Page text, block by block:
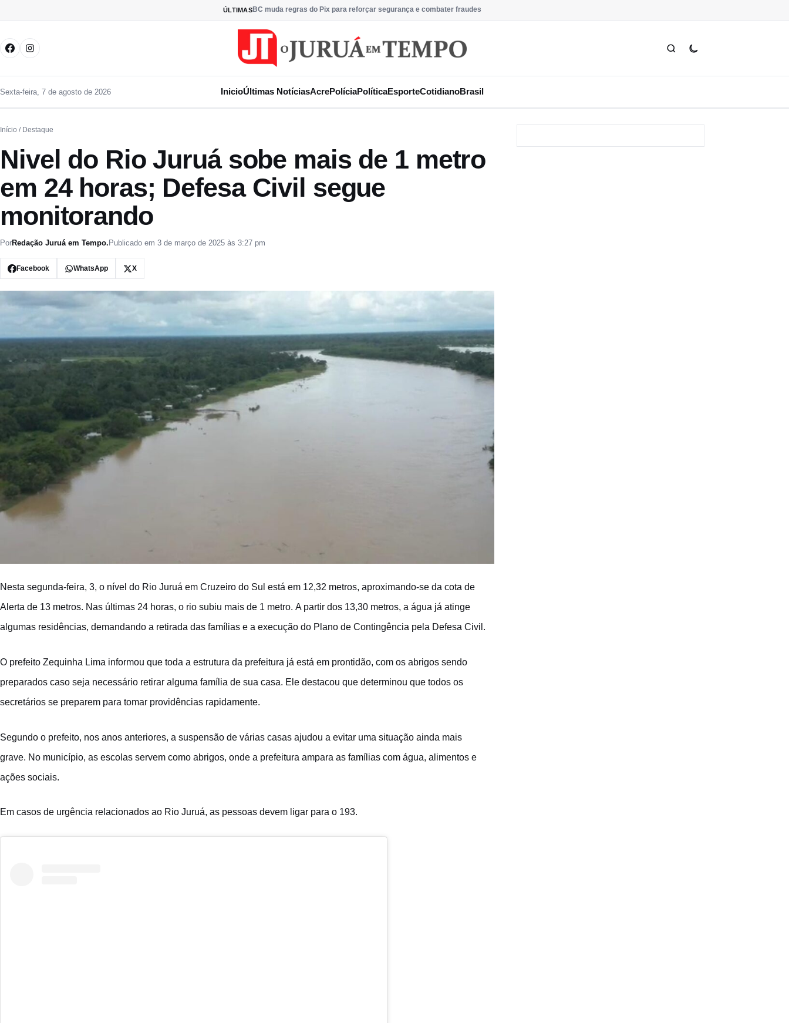
ÚLTIMASBC muda regras do Pix para reforçar segurança e combater fraudes
Sexta-feira, 7 de agosto de 2026 InicioÚltimas NotíciasAcrePolíciaPolíticaEsporteCotidianoBrasil
Início / Destaque
Nivel do Rio Juruá sobe mais de 1 metro
em 24 horas; Defesa Civil segue
monitorando
PorRedação Juruá em Tempo. Publicado em 3 de março de 2025 às 3:27 pm
Facebook WhatsApp X
Nesta segunda-feira, 3, o nível do Rio Juruá em Cruzeiro do Sul está em 12,32 metros, aproximando-se da cota de
Alerta de 13 metros. Nas últimas 24 horas, o rio subiu mais de 1 metro. A partir dos 13,30 metros, a água já atinge
algumas residências, demandando a retirada das famílias e a execução do Plano de Contingência pela Defesa Civil.
O prefeito Zequinha Lima informou que toda a estrutura da prefeitura já está em prontidão, com os abrigos sendo
preparados caso seja necessário retirar alguma família de sua casa. Ele destacou que determinou que todos os
secretários se preparem para tomar providências rapidamente.
Segundo o prefeito, nos anos anteriores, a suspensão de várias casas ajudou a evitar uma situação ainda mais
grave. No município, as escolas servem como abrigos, onde a prefeitura ampara as famílias com água, alimentos e
ações sociais.
Em casos de urgência relacionados ao Rio Juruá, as pessoas devem ligar para o 193.